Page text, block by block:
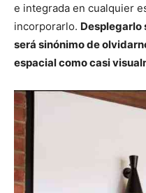
e integrada en cualquier
incorporarlo. Desplegarlo
será sinónimo de
espacial como casi